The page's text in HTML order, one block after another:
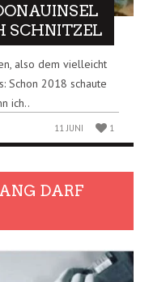
SCHNITZEL
also dem vielleicht
Schon 2018 schaute
ich..
11 JUNI 1
DARF